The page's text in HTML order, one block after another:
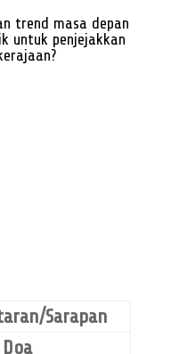
trend masa depan
untuk penjejakkan
Sarapan